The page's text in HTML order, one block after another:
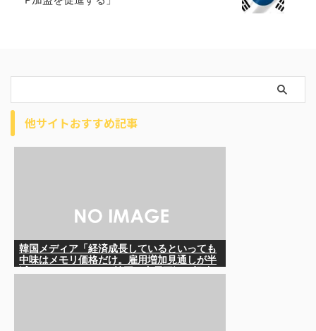
他サイトおすすめ記事
韓国メディア「経済成長しているといっても
中味はメモリ価格だけ。雇用増加見通しが半